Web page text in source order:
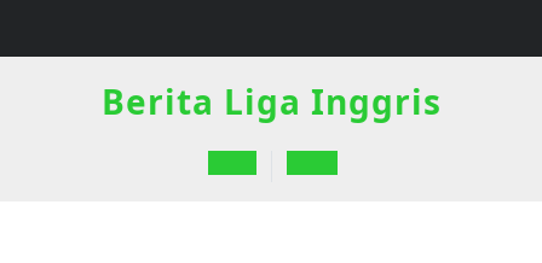
Berita Liga Inggris
Open